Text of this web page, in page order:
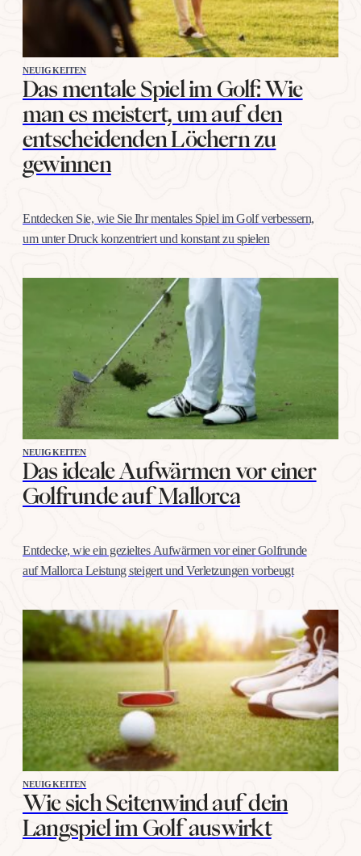
NEUIGKEITEN
Das mentale Spiel im Golf: Wie
man es meistert, um auf den
entscheidenden Löchern zu
gewinnen
Entdecken Sie, wie Sie Ihr mentales Spiel im Golf verbessern,
um unter Druck konzentriert und konstant zu spielen
NEUIGKEITEN
Das ideale Aufwärmen vor einer
Golfrunde auf Mallorca
Entdecke, wie ein gezieltes Aufwärmen vor einer Golfrunde
auf Mallorca Leistung steigert und Verletzungen vorbeugt
NEUIGKEITEN
Wie sich Seitenwind auf dein
Langspiel im Golf auswirkt